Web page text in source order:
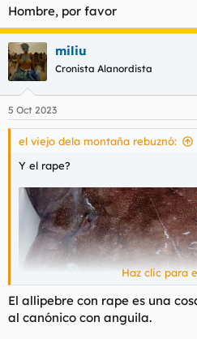
Hombre, por favor
miliu
Cronista Alanordista
5 Oct 2023
el viejo dela montaña rebuznó:
Y el rape?
Haz clic para
El allipebre con rape es una
al canónico con anguila.